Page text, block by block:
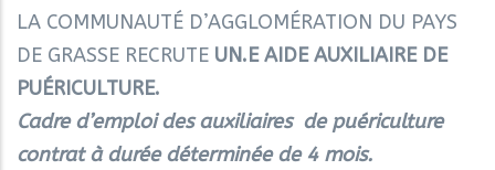
LA COMMUNAUTÉ D’AGGLOMÉRATION DU PAYS
DE GRASSE RECRUTE UN.E AIDE AUXILIAIRE DE
PUÉRICULTURE.
Cadre d’emploi des auxiliaires de puériculture
contrat à durée déterminée de 4 mois.